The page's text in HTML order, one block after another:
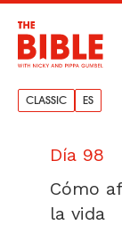
CLASSIC ES
Día 98
Cómo
la vida